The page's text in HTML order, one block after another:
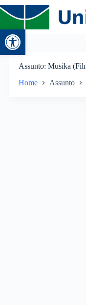
Abrir a barra
Assunto Musika
Home Assunto